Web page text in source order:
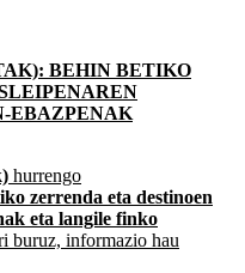
BEHIN BETIKO
EBAZPENAK
hurrengo
zerrenda eta destinoen
eta langile finko
buruz, informazio hau